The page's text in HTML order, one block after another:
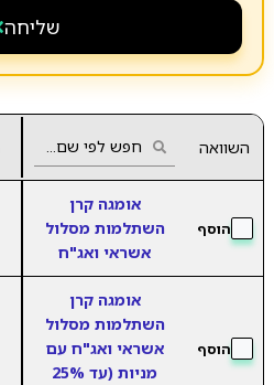
שליחה
השוואה
הוסף
אומגה קרן
השתלמות מסלול
אשראי ואג"ח
הוסף
אומגה קרן
השתלמות מסלול
אשראי ואג"ח עם
מניות (עד 25%